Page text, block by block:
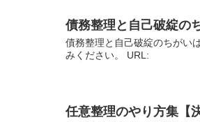
債務整理と自己破綻の
債務整理と自己破綻のちがい
みください。 URL:
任意整理のやり方集【